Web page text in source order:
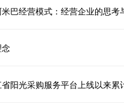
巴经营模式：经营企业的思考
阳光采购服务平台上线以来累